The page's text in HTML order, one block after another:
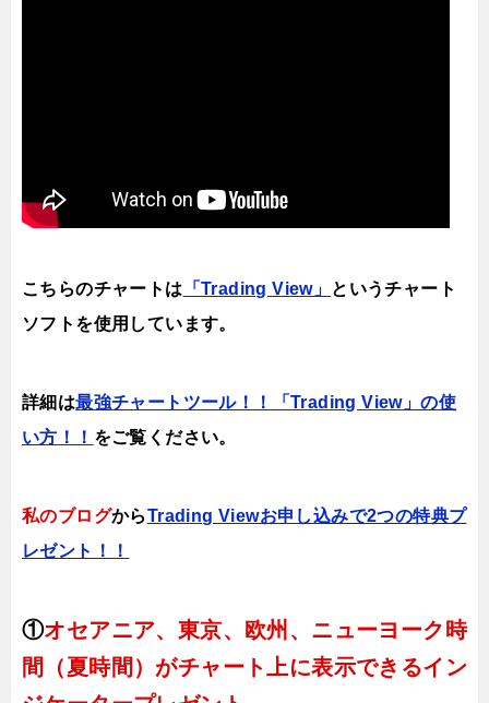
こちらのチャートは 「Trading View」 というチャート
ソフトを使用しています。
詳細は最強チャートツール！！「Trading View」の使
い方！！ をご覧ください。
私のブログからTrading Viewお申し込みで2つの特典プ
レゼント！！
①オセアニア、東京、欧州、ニューヨーク時
間（夏時間）がチャート上に表示できるイン